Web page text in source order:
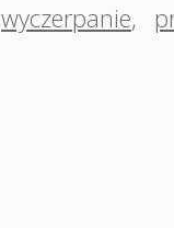
wyczerpanie,